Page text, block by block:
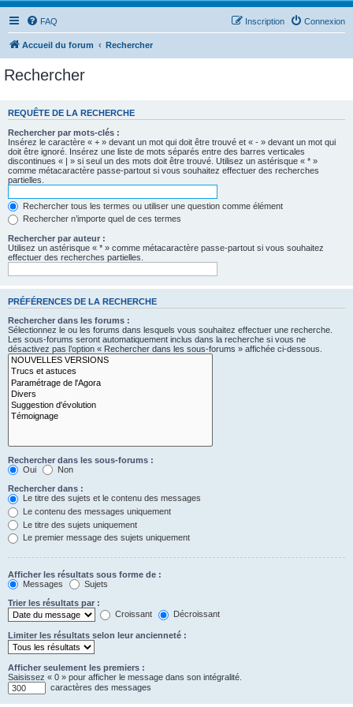
FAQ Connexion
Inscription
Accueil du forum Rechercher
Rechercher
REQUÊTE DE LA RECHERCHE
Rechercher par mots-clés :
Insérez le caractère « + » devant un mot qui doit être trouvé et « - » devant un mot qui
doit être ignoré. Insérez une liste de mots séparés entre des barres verticales
discontinues « | » si seul un des mots doit être trouvé. Utilisez un astérisque « * »
comme métacaractère passe-partout si vous souhaitez effectuer des recherches
partielles.
Rechercher tous les termes ou utiliser une question comme élément
Rechercher n’importe quel de ces termes
Rechercher par auteur :
Utilisez un astérisque « * » comme métacaractère passe-partout si vous souhaitez
effectuer des recherches partielles.
PRÉFÉRENCES DE LA RECHERCHE
Rechercher dans les forums :
Sélectionnez le ou les forums dans lesquels vous souhaitez effectuer une recherche.
Les sous-forums seront automatiquement inclus dans la recherche si vous ne
désactivez pas l’option « Rechercher dans les sous-forums » affichée ci-dessous.
Rechercher dans les sous-forums :
Oui
Non
Rechercher dans :
Le titre des sujets et le contenu des messages
Le contenu des messages uniquement
Le titre des sujets uniquement
Le premier message des sujets uniquement
Afficher les résultats sous forme de :
Messages
Sujets
Trier les résultats par :
Croissant
Décroissant
Limiter les résultats selon leur ancienneté :
Afficher seulement les premiers :
Saisissez « 0 » pour afficher le message dans son intégralité.
caractères des messages